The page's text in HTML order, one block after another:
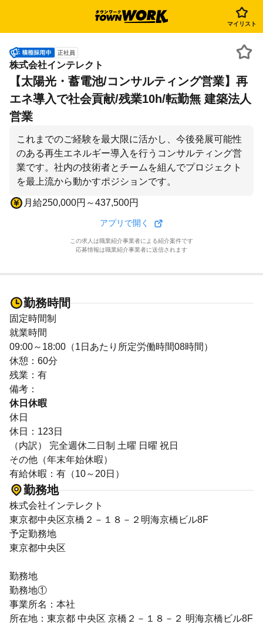
マイリスト
正社員
株式会社インテレクト
【太陽光・蓄電池/コンサルティング営業】再
エネ導入で社会貢献/残業10h/転勤無 建築法人
営業
これまでのご経験を最大限に活かし、今後発展可能性
のある再生エネルギー導入を行うコンサルティング営
業です。社内の技術者とチームを組んでプロジェクト
を最上流から動かすポジションです。
月給250,000円～437,500円
アプリで開く
この求人は職業紹介事業者による紹介案件です
応募情報は職業紹介事業者に送信されます
勤務時間
固定時間制
就業時間
09:00～18:00（1日あたり所定労働時間08時間）
休憩：60分
残業：有
備考：
休日休暇
休日
休日：123日
（内訳） 完全週休二日制 土曜 日曜 祝日
その他（年末年始休暇）
有給休暇：有（10～20日）
勤務地
株式会社インテレクト
東京都中央区京橋２－１８－２明海京橋ビル8F
予定勤務地
東京都中央区
勤務地
勤務地①
事業所名：本社
所在地：東京都 中央区 京橋２－１８－２ 明海京橋ビル8F